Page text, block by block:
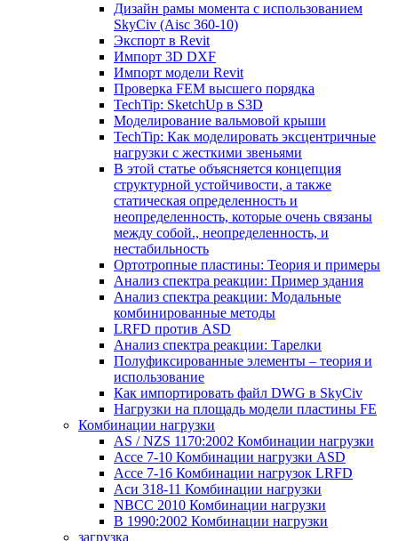
Дизайн рамы момента с использованием
SkyCiv (Aisc 360-10)
Экспорт в Revit
Импорт 3D DXF
Импорт модели Revit
Проверка FEM высшего порядка
TechTip: SketchUp в S3D
Моделирование вальмовой крыши
TechTip: Как моделировать эксцентричные
нагрузки с жесткими звеньями
В этой статье объясняется концепция
структурной устойчивости, а также
статическая определенность и
неопределенность, которые очень связаны
между собой., неопределенность, и
нестабильность
Ортотропные пластины: Теория и примеры
Анализ спектра реакции: Пример здания
Анализ спектра реакции: Модальные
комбинированные методы
LRFD против ASD
Анализ спектра реакции: Тарелки
Полуфиксированные элементы – теория и
использование
Как импортировать файл DWG в SkyCiv
Нагрузки на площадь модели пластины FE
Комбинации нагрузки
AS / NZS 1170:2002 Комбинации нагрузки
Ассе 7-10 Комбинации нагрузки ASD
Ассе 7-16 Комбинации нагрузок LRFD
Аси 318-11 Комбинации нагрузки
NBCC 2010 Комбинации нагрузки
В 1990:2002 Комбинации нагрузки
загрузка